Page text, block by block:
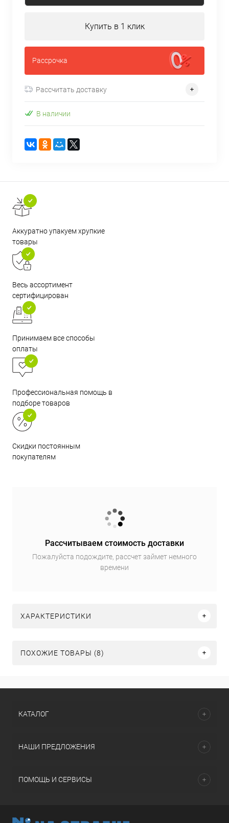
Купить в 1 клик
Рассрочка
Рассчитать доставку
В наличии
Аккуратно упакуем хрупкие
товары
Весь ассортимент
сертифицирован
Принимаем все способы
оплаты
Профессиональная помощь в
подборе товаров
Скидки постоянным
покупателям
Рассчитываем стоимость доставки
Пожалуйста подождите, рассчет займет немного
времени
ХАРАКТЕРИСТИКИ
ПОХОЖИЕ ТОВАРЫ (8)
КАТАЛОГ
НАШИ ПРЕДЛОЖЕНИЯ
ПОМОЩЬ И СЕРВИСЫ